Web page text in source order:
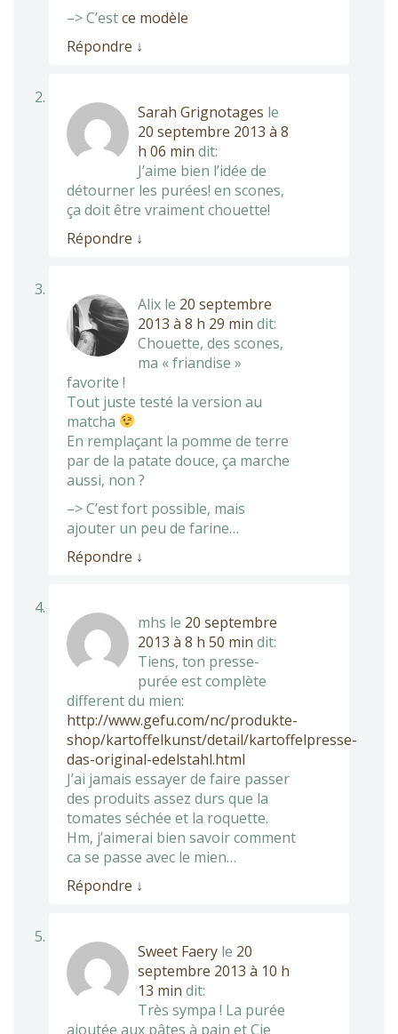
–> C’estce modèle
Répondre ↓
Sarah Grignotages le
20 septembre 2013 à 8
h 06 min dit:
J’aime bien l’idée de
détourner les purées! en scones,
ça doit être vraiment chouette!
Répondre ↓
Alix le 20 septembre
2013 à 8 h 29 min dit:
Chouette, des scones,
ma « friandise »
favorite !
Tout juste testé la version au
matcha
En remplaçant la pomme de terre
par de la patate douce, ça marche
aussi, non ?
–> C’est fort possible, mais
ajouter un peu de farine…
Répondre ↓
mhs le 20 septembre
2013 à 8 h 50 min dit:
Tiens, ton presse-
purée est complète
different du mien:
http://www.gefu.com/nc/produkte-
shop/kartoffelkunst/detail/kartoffelpresse-
das-original-edelstahl.html
J’ai jamais essayer de faire passer
des produits assez durs que la
tomates séchée et la roquette.
Hm, j’aimerai bien savoir comment
ca se passe avec le mien…
Répondre ↓
Sweet Faery le 20
septembre 2013 à 10 h
13 min dit:
Très sympa ! La purée
ajoutée aux pâtes à pain et Cie